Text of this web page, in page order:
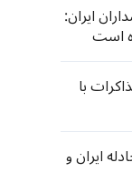
ایران:
است
با
ایران و